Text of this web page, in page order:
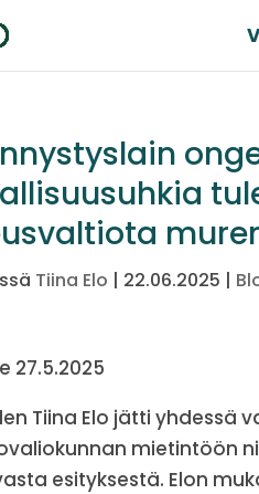
Tiina Elo | 22.06.2025 |
27.5.2025
Tiina Elo jätti yhdessä
mietintöön
esityksestä. Elon